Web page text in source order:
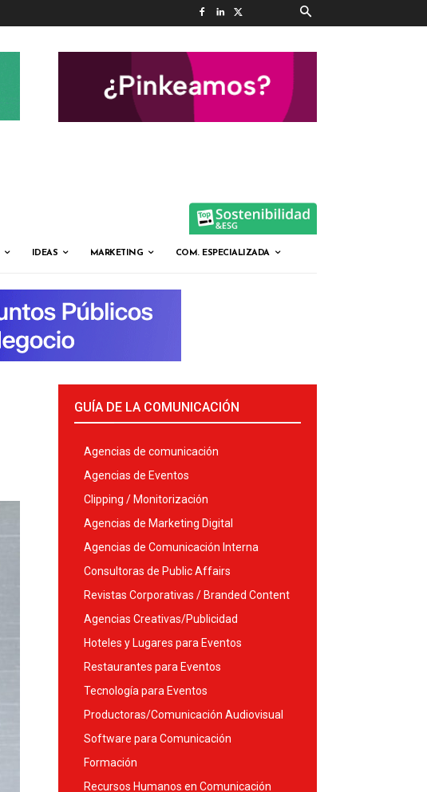
IDEAS MARKETING COM. ESPECIALIZADA
GUÍA DE LA COMUNICACIÓN
Agencias de comunicación
Agencias de Eventos
Clipping / Monitorización
Agencias de Marketing Digital
Agencias de Comunicación Interna
Consultoras de Public Affairs
Revistas Corporativas / Branded Content
Agencias Creativas/Publicidad
Hoteles y Lugares para Eventos
Restaurantes para Eventos
Tecnología para Eventos
Productoras/Comunicación Audiovisual
Software para Comunicación
Formación
Recursos Humanos en Comunicación